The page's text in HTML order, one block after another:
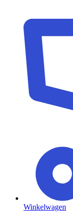
Winkelwagen